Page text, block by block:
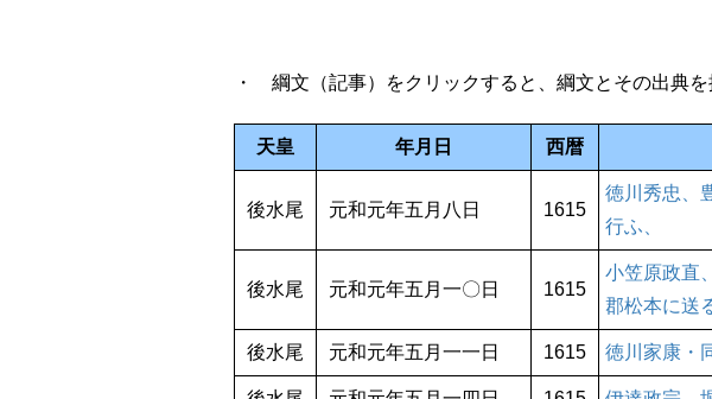
・ 綱文（記事）をクリックすると、綱文とその出典を
天皇 年月日 西暦
後水尾 元和元年五月八日 1615
徳川秀忠、
行ふ、
後水尾 元和元年五月一〇日 1615
小笠原政直
郡松本に送
後水尾 元和元年五月一一日 1615 徳川家康・